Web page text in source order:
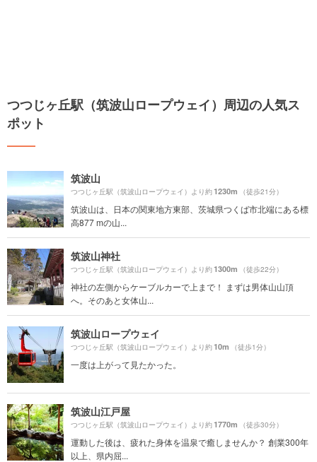
つつじヶ丘駅（筑波山ロープウェイ）周辺の人気ス
ポット
筑波山
つつじヶ丘駅（筑波山ロープウェイ）より約1230m （徒歩21分）
筑波山は、日本の関東地方東部、茨城県つくば市北端にある標
高877 mの山...
筑波山神社
つつじヶ丘駅（筑波山ロープウェイ）より約1300m （徒歩22分）
神社の左側からケーブルカーで上まで！ まずは男体山山頂
へ。そのあと女体山...
筑波山ロープウェイ
つつじヶ丘駅（筑波山ロープウェイ）より約10m （徒歩1分）
一度は上がって見たかった。
筑波山江戸屋
つつじヶ丘駅（筑波山ロープウェイ）より約1770m （徒歩30分）
運動した後は、疲れた身体を温泉で癒しませんか？ 創業300年
以上、県内屈...